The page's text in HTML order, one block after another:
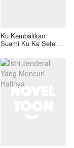
Ku Kembalikan
Suami Ku Ke Setelan